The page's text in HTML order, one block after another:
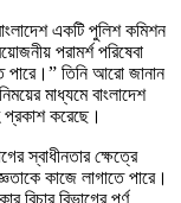
একটি পুলিশ কমিশন
পরামর্শ পরিষেবা
তিনি আরো জানান
মাধ্যমে বাংলাদেশ
করেছে।
স্বাধীনতার ক্ষেত্রে
কাজে লাগাতে পারে।
বিচার বিভাগের পূর্ণ